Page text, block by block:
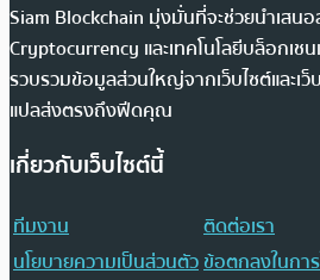
Siam Blockchain มุ่งมั่นที่จะช่วยนำเสน
Cryptocurrency และเทคโนโลยีบล็อกเช
รวบรวมข้อมูลส่วนใหญ่จากเว็บไซต์และเ
แปลส่งตรงถึงฟีดคุณ
เกี่ยวกับเว็บไซต์นี้
ทีมงาน
ติดต่อเรา
นโยบายความเป็นส่วนตัวข้อตกลงในกา